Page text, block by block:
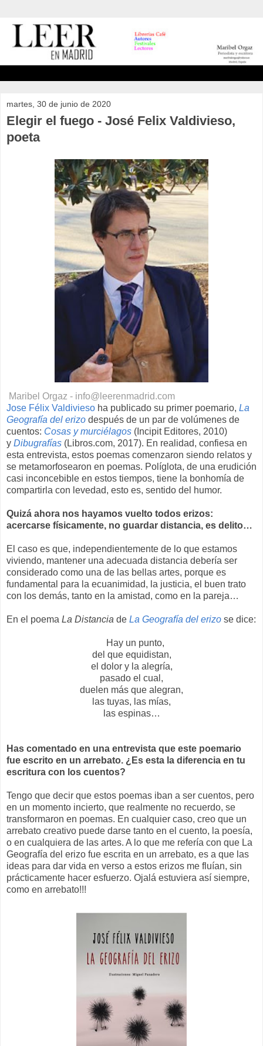
martes, 30 de junio de 2020
Elegir el fuego - José Felix Valdivieso,
poeta
Maribel Orgaz - info@leerenmadrid.com
Jose Félix Valdivieso ha publicado su primer poemario, La
Geografía del erizo después de un par de volúmenes de
cuentos: Cosas y murciélagos (Incipit Editores, 2010)
y Dibugrafías (Libros.com, 2017). En realidad, confiesa en
esta entrevista, estos poemas comenzaron siendo relatos y
se metamorfosearon en poemas. Políglota, de una erudición
casi inconcebible en estos tiempos, tiene la bonhomía de
compartirla con levedad, esto es, sentido del humor.
Quizá ahora nos hayamos vuelto todos erizos:
acercarse físicamente, no guardar distancia, es delito…
El caso es que, independientemente de lo que estamos
viviendo, mantener una adecuada distancia debería ser
considerado como una de las bellas artes, porque es
fundamental para la ecuanimidad, la justicia, el buen trato
con los demás, tanto en la amistad, como en la pareja…
En el poema La Distancia de La Geografía del erizo se dice:
Hay un punto,
del que equidistan,
el dolor y la alegría,
pasado el cual,
duelen más que alegran,
las tuyas, las mías,
las espinas…
Has comentado en una entrevista que este poemario
fue escrito en un arrebato. ¿Es esta la diferencia en tu
escritura con los cuentos?
Tengo que decir que estos poemas iban a ser cuentos, pero
en un momento incierto, que realmente no recuerdo, se
transformaron en poemas. En cualquier caso, creo que un
arrebato creativo puede darse tanto en el cuento, la poesía,
o en cualquiera de las artes. A lo que me refería con que La
Geografía del erizo fue escrita en un arrebato, es a que las
ideas para dar vida en verso a estos erizos me fluían, sin
prácticamente hacer esfuerzo. Ojalá estuviera así siempre,
como en arrebato!!!